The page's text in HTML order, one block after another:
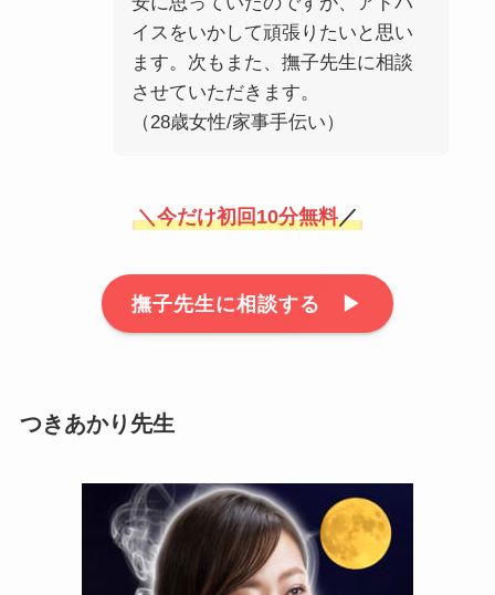
イスをいかして頑張りたいと思い
ます。次もまた、撫子先生に相談
させていただきます。
（28歳女性/家事手伝い）
＼今だけ初回10分無料／
撫子先生に相談する ▶
つきあかり先生